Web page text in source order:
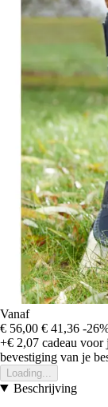
Vanaf
€ 56,00 € 41,36 -
+€ 2,07 cadeau voor
bevestiging van je
Loading...
Beschrijving